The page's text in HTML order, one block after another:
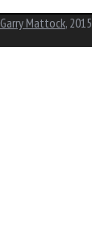
Garry Mattock, 2015